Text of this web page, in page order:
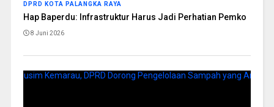
DPRD KOTA PALANGKA RAYA
Hap Baperdu: Infrastruktur Harus Jadi Perhatian Pemko
8 Juni 2026